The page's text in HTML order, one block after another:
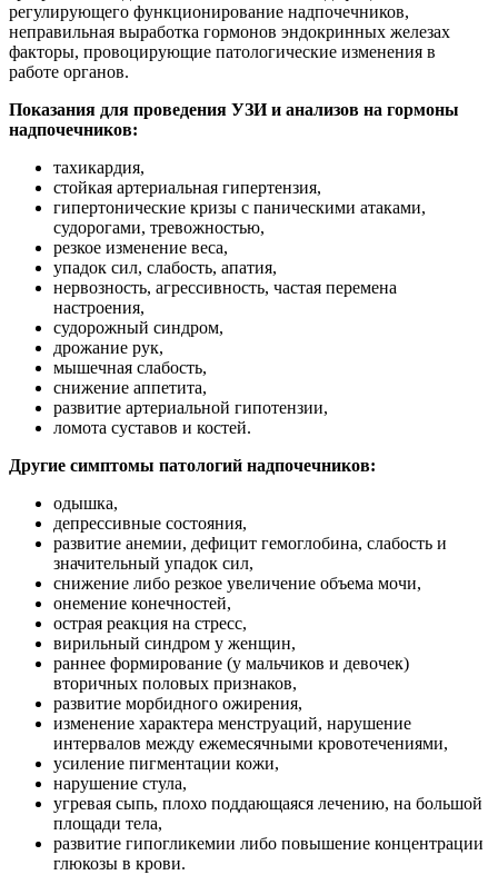
регулирующего функционирование надпочечников,
неправильная выработка гормонов эндокринных железах
факторы, провоцирующие патологические изменения в
работе органов.
Показания для проведения УЗИ и анализов на гормоны
надпочечников:
тахикардия,
стойкая артериальная гипертензия,
гипертонические кризы с паническими атаками,
судорогами, тревожностью,
резкое изменение веса,
упадок сил, слабость, апатия,
нервозность, агрессивность, частая перемена
настроения,
судорожный синдром,
дрожание рук,
мышечная слабость,
снижение аппетита,
развитие артериальной гипотензии,
ломота суставов и костей.
Другие симптомы патологий надпочечников:
одышка,
депрессивные состояния,
развитие анемии, дефицит гемоглобина, слабость и
значительный упадок сил,
снижение либо резкое увеличение объема мочи,
онемение конечностей,
острая реакция на стресс,
вирильный синдром у женщин,
раннее формирование (у мальчиков и девочек)
вторичных половых признаков,
развитие морбидного ожирения,
изменение характера менструаций, нарушение
интервалов между ежемесячными кровотечениями,
усиление пигментации кожи,
нарушение стула,
угревая сыпь, плохо поддающаяся лечению, на большой
площади тела,
развитие гипогликемии либо повышение концентрации
глюкозы в крови.